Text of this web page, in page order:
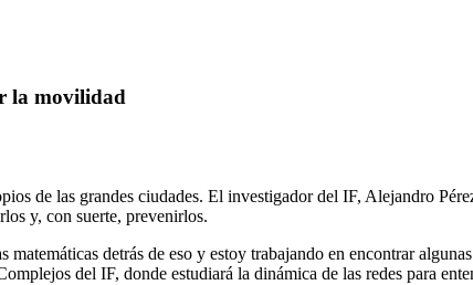
la movilidad
de las grandes ciudades. El investigador del IF, Alejandro
y, con suerte, prevenirlos.
detrás de eso y estoy trabajando en encontrar
del IF, donde estudiará la dinámica de las redes para